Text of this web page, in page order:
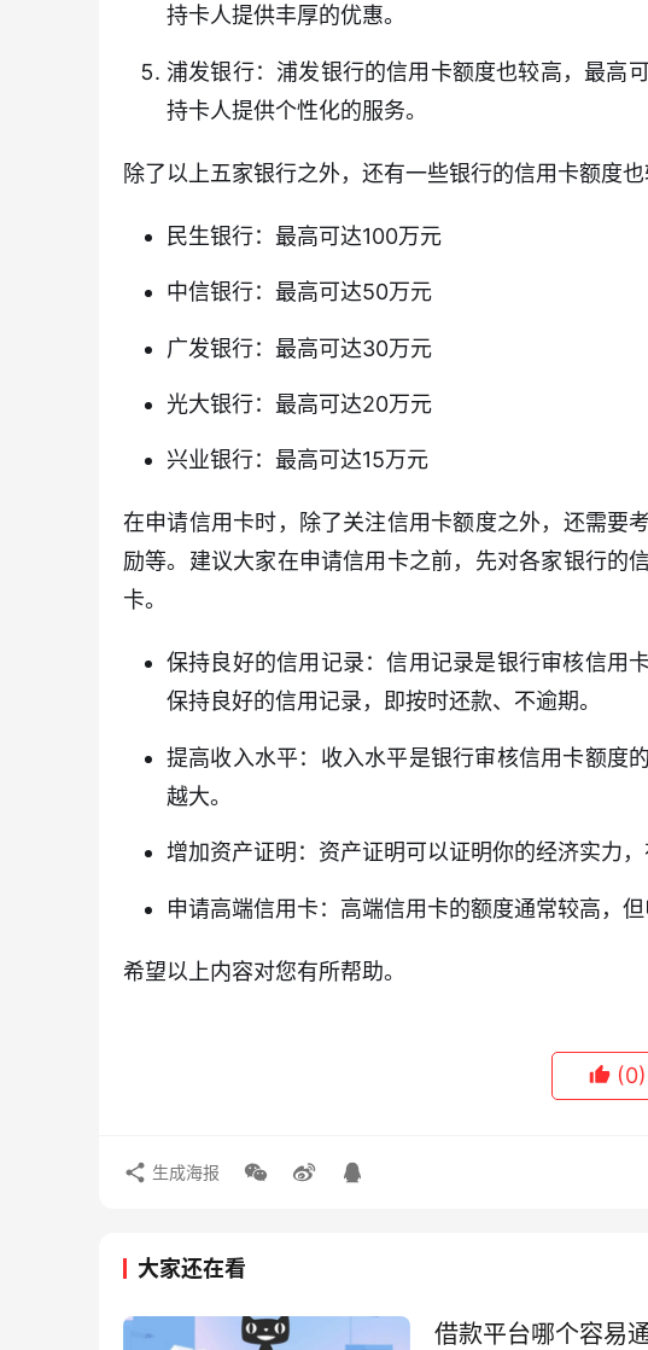
持卡人提供丰厚的优惠。
浦发银行：浦发银行的信用卡额度也较高，最高
持卡人提供个性化的服务。
除了以上五家银行之外，还有一些银行的信用卡额度也
民生银行：最高可达100万元
中信银行：最高可达50万元
广发银行：最高可达30万元
光大银行：最高可达20万元
兴业银行：最高可达15万元
在申请信用卡时，除了关注信用卡额度之外，还需要
励等。建议大家在申请信用卡之前，先对各家银行的
卡。
保持良好的信用记录：信用记录是银行审核信用
保持良好的信用记录，即按时还款、不逾期。
提高收入水平：收入水平是银行审核信用卡额度
越大。
增加资产证明：资产证明可以证明你的经济实力，
申请高端信用卡：高端信用卡的额度通常较高，但
希望以上内容对您有所帮助。
(0)
生成海报
大家还在看
借款平台哪个容易